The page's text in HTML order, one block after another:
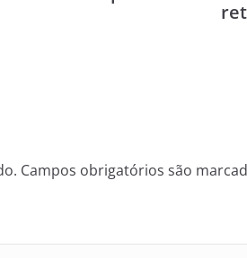
Campos obrigatórios são